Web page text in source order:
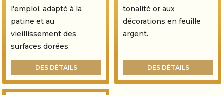
l'emploi, adapté à la
patine et au
vieillissement des
surfaces dorées.
DES DÉTAILS
tonalité or aux
décorations en feuille
argent.
DES DÉTAILS